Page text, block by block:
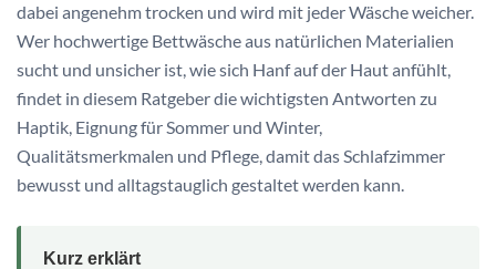
dabei angenehm trocken und wird mit jeder Wäsche weicher.
Wer hochwertige Bettwäsche aus natürlichen Materialien
sucht und unsicher ist, wie sich Hanf auf der Haut anfühlt,
findet in diesem Ratgeber die wichtigsten Antworten zu
Haptik, Eignung für Sommer und Winter,
Qualitätsmerkmalen und Pflege, damit das Schlafzimmer
bewusst und alltagstauglich gestaltet werden kann.
Kurz erklärt